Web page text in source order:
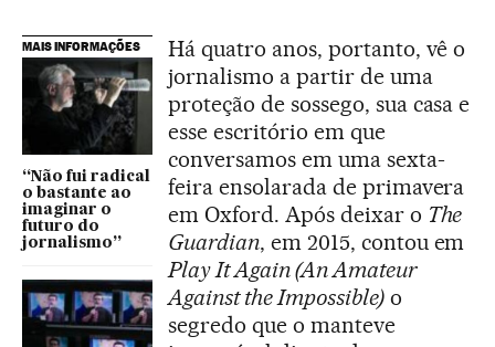
MAIS INFORMAÇÕES
“Não fui radical
o bastante ao
imaginar o
futuro do
jornalismo”
Há quatro anos, portanto, vê o
jornalismo a partir de uma
proteção de sossego, sua casa e
esse escritório em que
conversamos em uma sexta-
feira ensolarada de primavera
em Oxford. Após deixar o The
Guardian, em 2015, contou em
Play It Again (An Amateur
Against the Impossible)o
segredo que o manteve